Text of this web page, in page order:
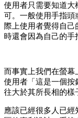
使用者只需要知道大
可。一般使用手指頭
際上使用者覺得自
時還會因為自己的手
而事實上我們在螢幕
使用者「這是一個按
往大於其所長相的樣
應該已經很多人已